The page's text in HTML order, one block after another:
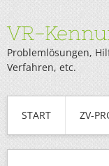
VR-
Problemlösungen,
Verfahren, etc.
START ZV-